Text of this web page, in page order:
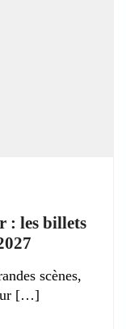
: les billets
scènes,